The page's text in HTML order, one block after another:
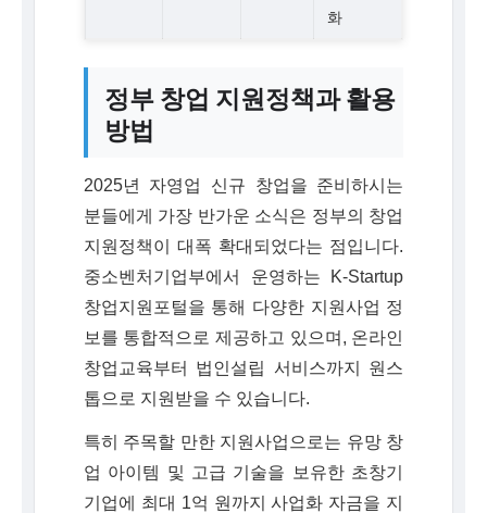
화
정부 창업 지원정책과 활용
방법
2025년 자영업 신규 창업을 준비하시는
분들에게 가장 반가운 소식은 정부의 창업
지원정책이 대폭 확대되었다는 점입니다.
중소벤처기업부에서 운영하는 K-Startup
창업지원포털을 통해 다양한 지원사업 정
보를 통합적으로 제공하고 있으며, 온라인
창업교육부터 법인설립 서비스까지 원스
톱으로 지원받을 수 있습니다.
특히 주목할 만한 지원사업으로는 유망 창
업 아이템 및 고급 기술을 보유한 초창기
기업에 최대 1억 원까지 사업화 자금을 지